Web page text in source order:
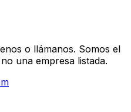
o llámanos. Somos el
una empresa listada.